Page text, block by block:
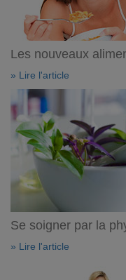
Les nouveaux
» Lire l'article
Se soigner par la
» Lire l'article